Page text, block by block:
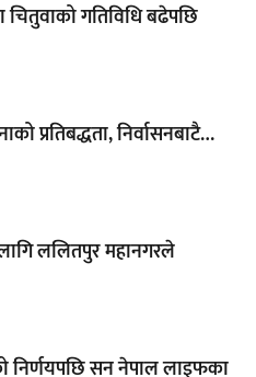
चितुवाको गतिविधि बढेपछि
प्रतिबद्धता, निर्वासनबाटै…
लागि ललितपुर महानगरले
निर्णयपछि सन नेपाल लाइफका